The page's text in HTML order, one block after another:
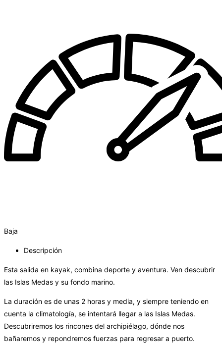
Baja
Descripción
Esta salida en kayak, combina deporte y aventura. Ven descubrir
las Islas Medas y su fondo marino.
La duración es de unas 2 horas y media, y siempre teniendo en
cuenta la climatología, se intentará llegar a las Islas Medas.
Descubriremos los rincones del archipiélago, dónde nos
bañaremos y repondremos fuerzas para regresar a puerto.